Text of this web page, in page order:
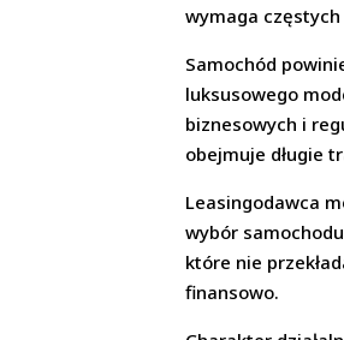
wymaga
Samochód
luksusowego
biznesowych i
obejmuje długie
Leasingodawca
wybór
które nie
finansowo.